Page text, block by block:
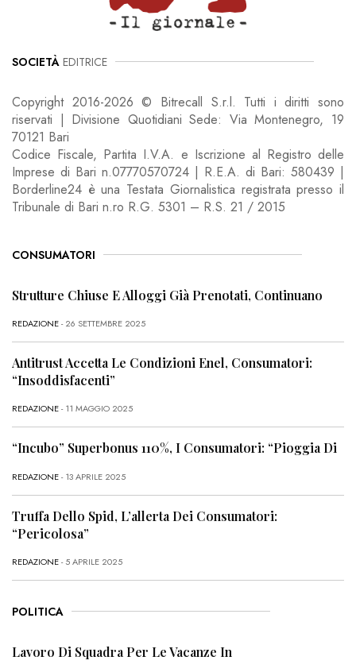
SOCIETÀ EDITRICE
Copyright 2016-2026 © Bitrecall S.r.l. Tutti i diritti sono
riservati | Divisione Quotidiani Sede: Via Montenegro, 19
70121 Bari
Codice Fiscale, Partita I.V.A. e Iscrizione al Registro delle
Imprese di Bari n.07770570724 | R.E.A. di Bari: 580439 |
Borderline24 è una Testata Giornalistica registrata presso il
Tribunale di Bari n.ro R.G. 5301 – R.S. 21 / 2015
CONSUMATORI
Strutture Chiuse E Alloggi Già Prenotati, Continuano
REDAZIONE- 26 SETTEMBRE 2025
Antitrust Accetta Le Condizioni Enel, Consumatori:
“Insoddisfacenti”
REDAZIONE- 11 MAGGIO 2025
“Incubo” Superbonus 110%, I Consumatori: “Pioggia Di
REDAZIONE- 13 APRILE 2025
Truffa Dello Spid, L’allerta Dei Consumatori:
“Pericolosa”
REDAZIONE- 5 APRILE 2025
POLITICA
Lavoro Di Squadra Per Le Vacanze In